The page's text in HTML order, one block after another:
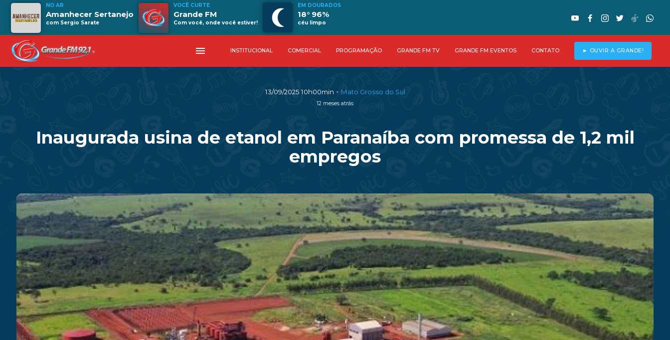
NO AR
Amanhecer Sertanejo
com Sergio Sarate
VOCÊ CURTE
Grande FM
Com você, onde você estiver!
EM DOURADOS
18° 96%
céu limpo
menu INSTITUCIONAL COMERCIAL PROGRAMAÇÃO GRANDE FM TV GRANDE FM EVENTOS CONTATO ► OUVIR A GRANDE!
13/09/2025 10h00min - Mato Grosso do Sul
12 meses atrás
Inaugurada usina de etanol em Paranaíba com promessa de 1,2 mil
empregos